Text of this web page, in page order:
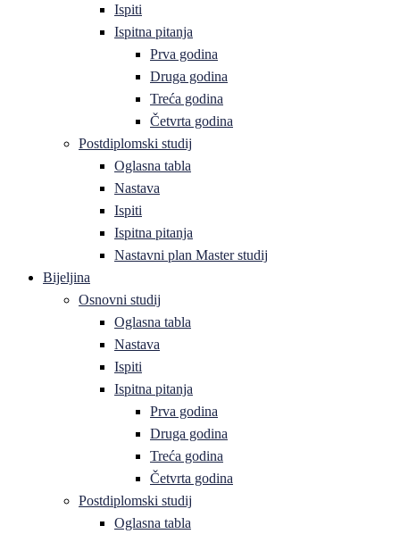
Ispiti
Ispitna pitanja
Prva godina
Druga godina
Treća godina
Četvrta godina
Postdiplomski studij
Oglasna tabla
Nastava
Ispiti
Ispitna pitanja
Nastavni plan Master studij
Bijeljina
Osnovni studij
Oglasna tabla
Nastava
Ispiti
Ispitna pitanja
Prva godina
Druga godina
Treća godina
Četvrta godina
Postdiplomski studij
Oglasna tabla